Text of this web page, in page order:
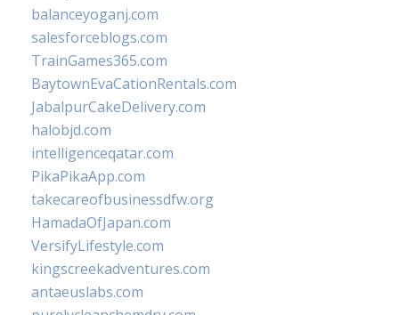
balanceyoganj.com
salesforceblogs.com
TrainGames365.com
BaytownEvaCationRentals.com
JabalpurCakeDelivery.com
halobjd.com
intelligenceqatar.com
PikaPikaApp.com
takecareofbusinessdfw.org
HamadaOfJapan.com
VersifyLifestyle.com
kingscreekadventures.com
antaeuslabs.com